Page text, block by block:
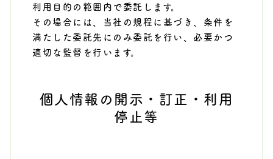
利用目的の範囲内で委託します。
その場合には、当社の規程に基づき、条件を
満たした委託先にのみ委託を行い、必要かつ
適切な監督を行います。
個人情報の開示・訂正・利用
停止等